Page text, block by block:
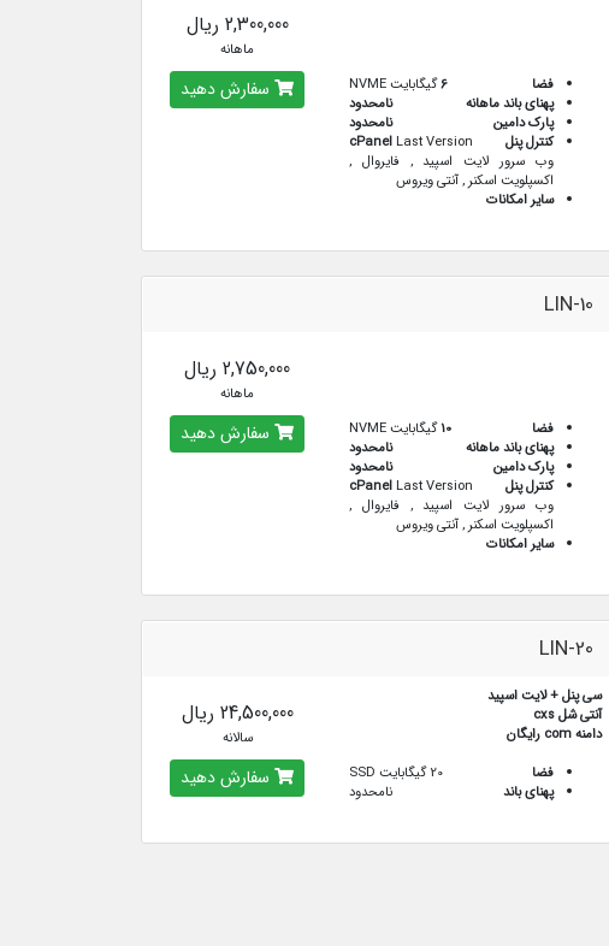
6گیگابایت NVME
فضا
نامحدود
پهنای باند ماهانه
نامحدود
پارک دامین
cPanel Last Version
کنترل پنل
وب سرور لایت اسپید , فایروال ,
اکسپلویت اسکنر , آنتی ویروس
سایر امکانات
2,300,000 ریال
ماهانه
سفارش دهید
LIN-10
10گیگابایت NVME
فضا
نامحدود
پهنای باند ماهانه
نامحدود
پارک دامین
cPanel Last Version
کنترل پنل
وب سرور لایت اسپید , فایروال ,
اکسپلویت اسکنر , آنتی ویروس
سایر امکانات
2,750,000 ریال
ماهانه
سفارش دهید
LIN-20
سی پنل + لایت اسپید
آنتی شل cxs
دامنه com رایگان
20 گیگابایت SSD
فضا
نامحدود
پهنای باند
24,500,000 ریال
سالانه
سفارش دهید